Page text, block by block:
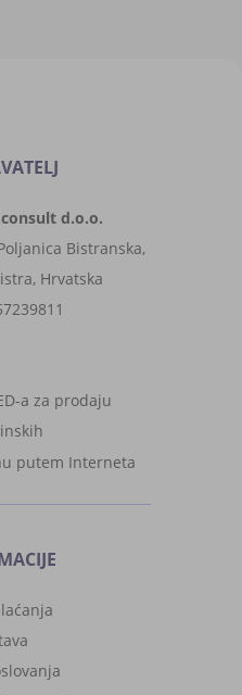
d.o.o.
Bistranska,
Hrvatska
a za prodaju
putem Interneta